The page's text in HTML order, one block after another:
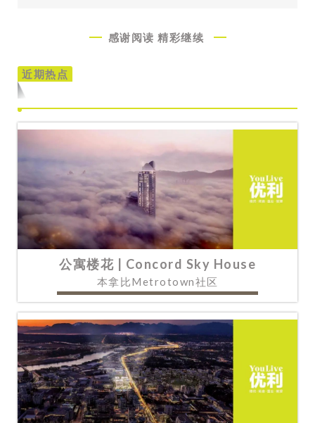
感谢阅读 精彩继续
近期热点
公寓楼花 | Concord Sky House
本拿比Metrotown社区